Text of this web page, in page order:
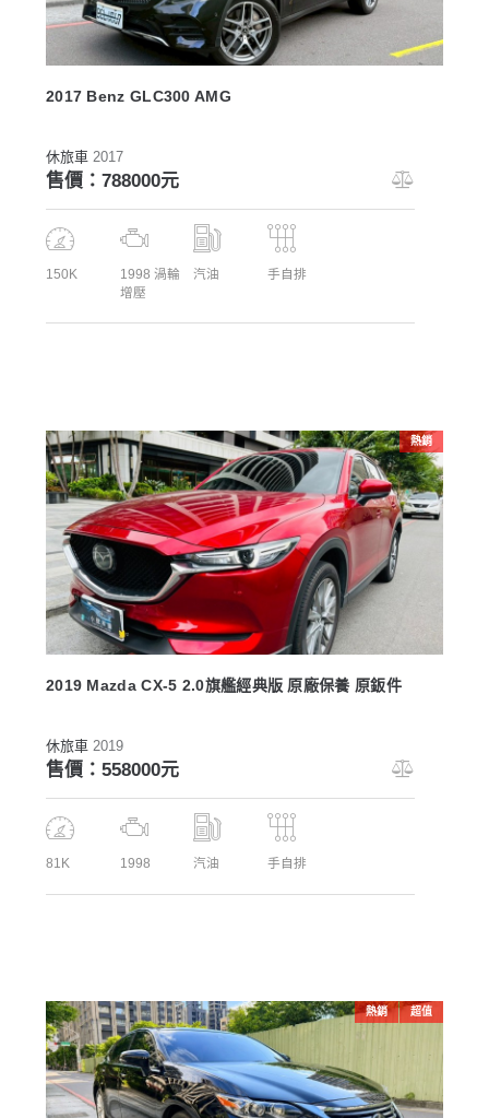
2017 Benz GLC300 AMG
休旅車 2017
售價：788000元
150K
1998 渦輪
增壓
汽油 手自排
熱銷
2019 Mazda CX-5 2.0旗艦經典版 原廠保養 原鈑件
休旅車 2019
售價：558000元
81K 1998 汽油 手自排
熱銷 超值